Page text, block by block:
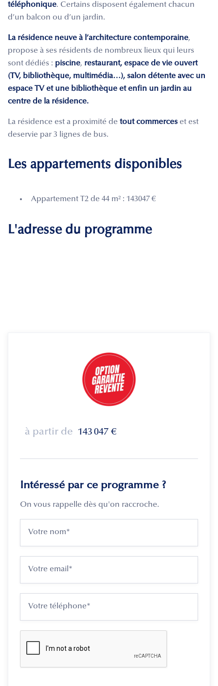
téléphonique. Certains disposent également chacun
d’un balcon ou d’un jardin.
La résidence neuve à l’architecture contemporaine,
propose à ses résidents de nombreux lieux qui leurs
sont dédiés : piscine, restaurant, espace de vie ouvert
(TV, bibliothèque, multimédia…), salon détente avec un
espace TV et une bibliothèque et enfin un jardin au
centre de la résidence.
La résidence est a proximité de tout commerces et est
deservie par 3 lignes de bus.
Les appartements disponibles
Appartement T2 de 44 m² : 143047 €
L'adresse du programme
à partir de 143 047 €
Intéressé par ce programme ?
On vous rappelle dès qu'on raccroche.